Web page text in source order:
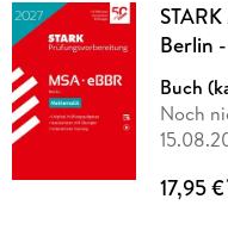
Berlin
Buch
Noch
17,95 €*